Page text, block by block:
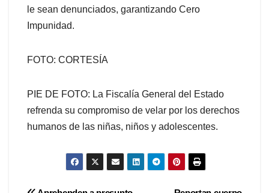
le sean denunciados, garantizando Cero
Impunidad.
FOTO: CORTESÍA
PIE DE FOTO: La Fiscalía General del Estado
refrenda su compromiso de velar por los derechos
humanos de las niñas, niños y adolescentes.